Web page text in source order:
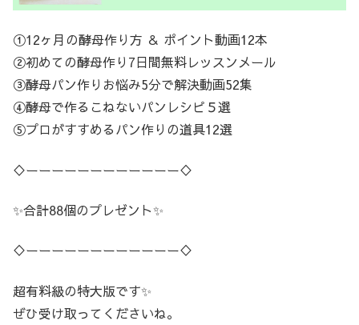
①12ヶ月の酵母作り方 ＆ ポイント動画12本
②初めての酵母作り7日間無料レッスンメール
③酵母パン作りお悩み5分で解決動画52集
④酵母で作るこねないパンレシピ５選
⑤プロがすすめるパン作りの道具12選
♢ーーーーーーーーーーーー♢
✨合計88個のプレゼント✨
♢ーーーーーーーーーーーー♢
超有料級の特大版です✨
ぜひ受け取ってくださいね。